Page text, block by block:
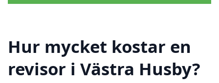
Hur mycket kostar en
revisor i Västra Husby?